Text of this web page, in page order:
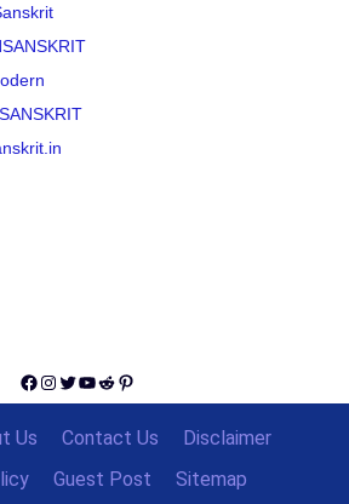
Facebook
Instagram
Twitter
YouTube
Reddit
Pinterest
Us Contact Us
Disclaimer
Guest Post Sitemap